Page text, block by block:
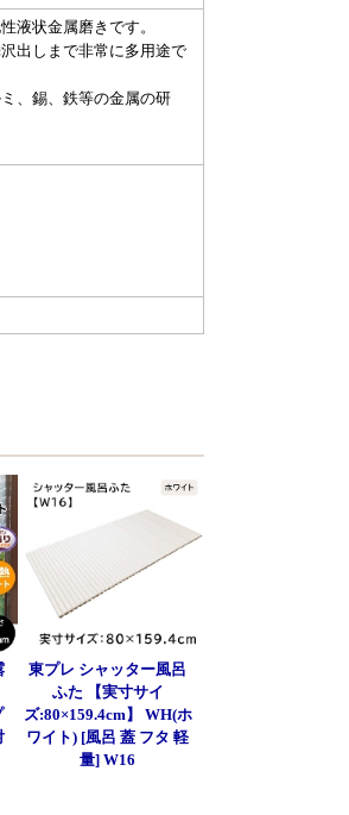
液状金属磨きです。
出しまで非常に多用途で
、錫、鉄等の金属の研
東プレ シャッター風呂
ふた 【実寸サイ
ズ:80×159.4cm】 WH(ホ
ワイト) [風呂 蓋 フタ 軽
量] W16